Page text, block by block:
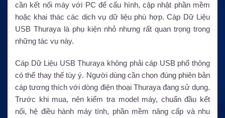
cần kết nối máy với PC để cấu hình, cập nhật phần mềm
hoặc khai thác các dịch vụ dữ liệu phù hợp. Cáp Dữ Liệu
USB Thuraya là phụ kiện nhỏ nhưng rất quan trọng trong
những tác vụ này.
Cáp Dữ Liệu USB Thuraya không phải cáp USB phổ thông
có thể thay thế tùy ý. Người dùng cần chọn đúng phiên bản
cáp tương thích với dòng điện thoại Thuraya đang sử dụng.
Trước khi mua, nên kiểm tra model máy, chuẩn đầu kết
nối, hệ điều hành máy tính, phần mềm nâng cấp và nhu